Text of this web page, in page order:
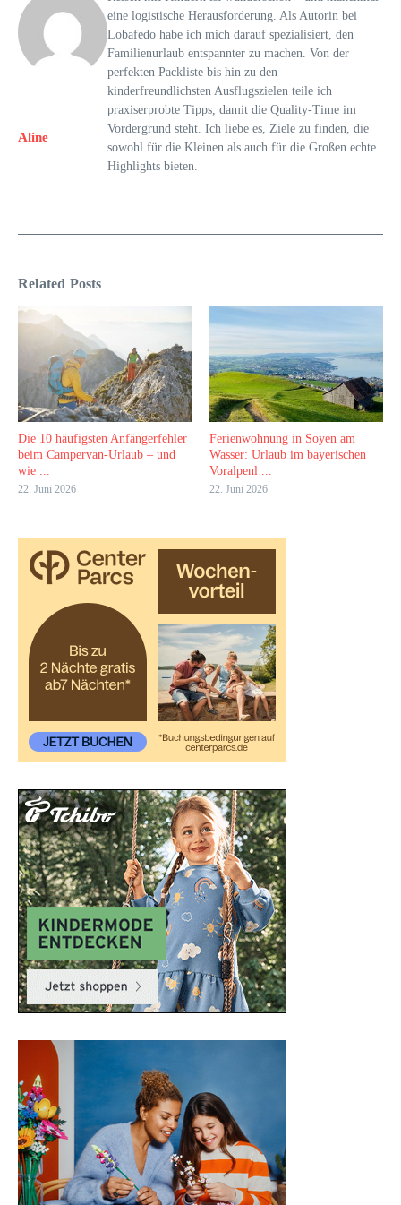
Aline
eine logistische Herausforderung. Als Autorin bei
Lobafedo habe ich mich darauf spezialisiert, den
Familienurlaub entspannter zu machen. Von der
perfekten Packliste bis hin zu den
kinderfreundlichsten Ausflugszielen teile ich
praxiserprobte Tipps, damit die Quality-Time im
Vordergrund steht. Ich liebe es, Ziele zu finden, die
sowohl für die Kleinen als auch für die Großen echte
Highlights bieten.
Related Posts
Die 10 häufigsten Anfängerfehler
beim Campervan-Urlaub – und
wie ...
22. Juni 2026
Ferienwohnung in Soyen am
Wasser: Urlaub im bayerischen
Voralpenl ...
22. Juni 2026